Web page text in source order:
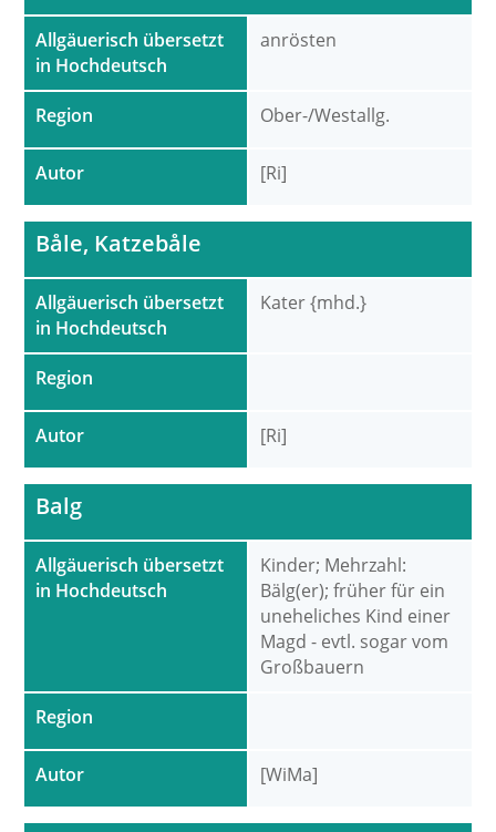
Allgäuerisch übersetzt
in Hochdeutsch
Region
Autor
anrösten
Ober-/Westallg.
[Ri]
Allgäuerisch übersetzt
in Hochdeutsch
Region
Autor
Båle, Katzebåle
Kater {mhd.}
[Ri]
Allgäuerisch übersetzt
in Hochdeutsch
Region
Autor
Balg
Kinder; Mehrzahl:
Bälg(er); früher für ein
uneheliches Kind einer
Magd - evtl. sogar vom
Großbauern
[WiMa]